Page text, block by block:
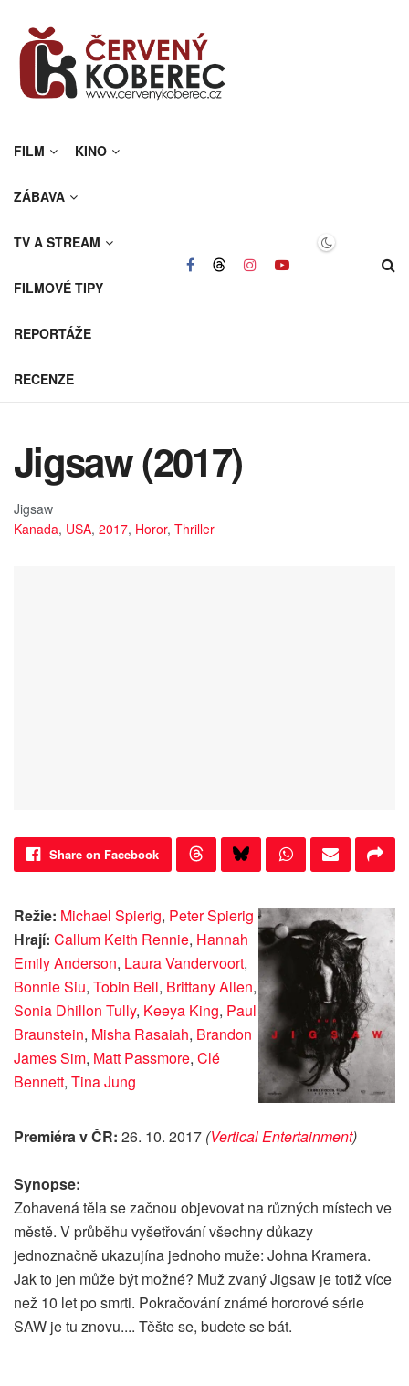
FILM KINO
ZÁBAVA
TV A STREAM
FILMOVÉ TIPY
REPORTÁŽE
RECENZE
Jigsaw (2017)
Jigsaw
Kanada, USA, 2017, Horor, Thriller
Share on Facebook
Režie: Michael Spierig, Peter Spierig
Hrají: Callum Keith Rennie, Hannah
Emily Anderson, Laura Vandervoort,
Bonnie Siu, Tobin Bell, Brittany Allen,
Sonia Dhillon Tully, Keeya King, Paul
Braunstein, Misha Rasaiah, Brandon
James Sim, Matt Passmore, Clé
Bennett, Tina Jung
Premiéra v ČR: 26. 10. 2017 (Vertical Entertainment)
Synopse:
Zohavená těla se začnou objevovat na různých místech ve
městě. V průběhu vyšetřování všechny důkazy
jednoznačně ukazujína jednoho muže: Johna Kramera.
Jak to jen může být možné? Muž zvaný Jigsaw je totiž více
než 10 let po smrti. Pokračování známé hororové série
SAW je tu znovu.... Těšte se, budete se bát.